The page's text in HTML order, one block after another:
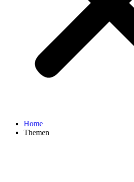
Home
Themen